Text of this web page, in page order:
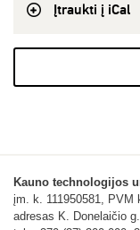
Įtraukti į iCal
Kauno technologijos
įm. k. 111950581, PVM
adresas K. Donelaičio